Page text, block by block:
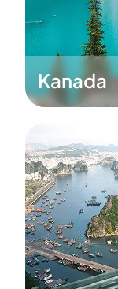
Kanada